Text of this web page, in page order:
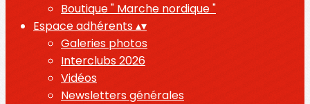
Boutique " Marche nordique "
Espace adhérents▴▾
Galeries photos
Interclubs 2026
Vidéos
Newsletters générales